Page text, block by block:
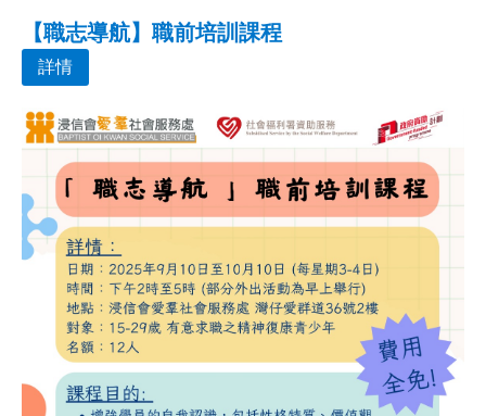
【職志導航】職前培訓課程
詳情